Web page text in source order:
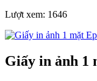
Lượt xem: 1646
Giấy in ảnh 1